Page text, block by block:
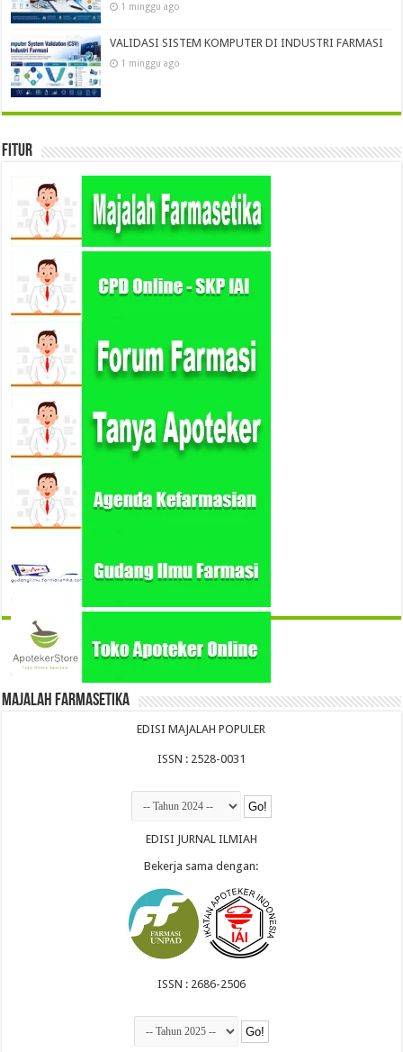
1 minggu ago
VALIDASI SISTEM KOMPUTER DI INDUSTRI FARMASI
1 minggu ago
Fitur
Majalah Farmasetika
EDISI MAJALAH POPULER
ISSN : 2528-0031
EDISI JURNAL ILMIAH
Bekerja sama dengan:
ISSN : 2686-2506